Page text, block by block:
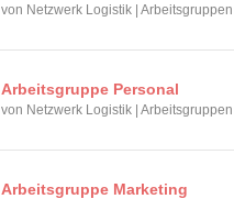
von Netzwerk Logistik |Arbeitsgruppen
Arbeitsgruppe Personal
von Netzwerk Logistik |Arbeitsgruppen
Arbeitsgruppe Marketing